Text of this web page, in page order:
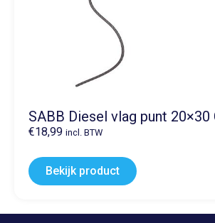
SABB Diesel vlag punt 20×30
€18,99 incl. BTW
Bekijk product